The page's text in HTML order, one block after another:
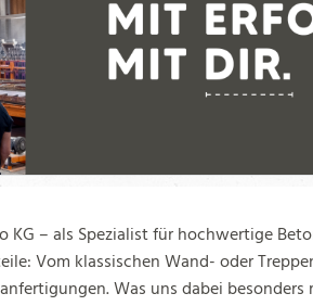
KG – als Spezialist für hochwertige
Vom klassischen Wand- oder
Was uns dabei besonders